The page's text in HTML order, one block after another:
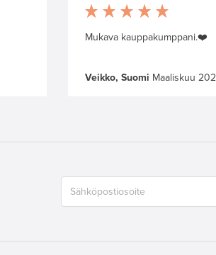
Mukava kauppakumppani.❤️
Veikko, Suomi Maaliskuu